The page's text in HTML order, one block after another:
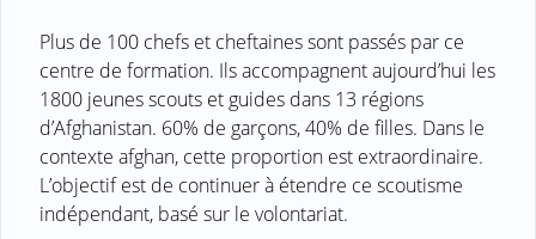
Plus de 100 chefs et cheftaines sont passés par ce
centre de formation. Ils accompagnent aujourd’hui les
1800 jeunes scouts et guides dans 13 régions
d’Afghanistan. 60% de garçons, 40% de filles. Dans le
contexte afghan, cette proportion est extraordinaire.
L’objectif est de continuer à étendre ce scoutisme
indépendant, basé sur le volontariat.